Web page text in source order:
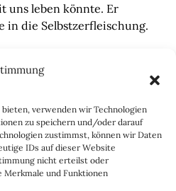
verwenden wir Technologien
zu speichern und/oder darauf
zustimmst, können wir Daten
IDs auf dieser Website
nicht erteilst oder
und Funktionen
uns leben könnte. Er
in die Selbstzerfleischung.
annehmen: Die Ukraine
Regiment solcher armen
zutiefst
einer Westanbindung
cartoonesk
sie zu ergiebigem
machen.